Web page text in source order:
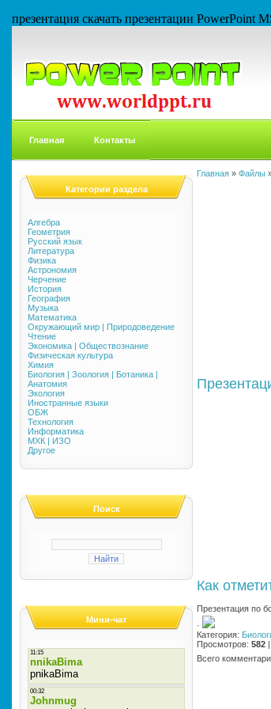
презентация скачать презентации
Главная Контакты
Категории раздела
Алгебра
Геометрия
Русский язык
Литература
Физика
Астрономия
Черчение
История
География
Музыка
Математика
Окружающий мир | Природоведение
Чтение
Экономика | Обществознание
Физическая культура
Химия
Биология | Зоология | Ботаника |
Анатомия
Экология
Иностранные языки
ОБЖ
Технология
Информатика
МХК | ИЗО
Другое
Поиск
Мини-чат
Главная » Файлы
Как
Презентация по
·
Категория:
Просмотров: 582 |
Всего